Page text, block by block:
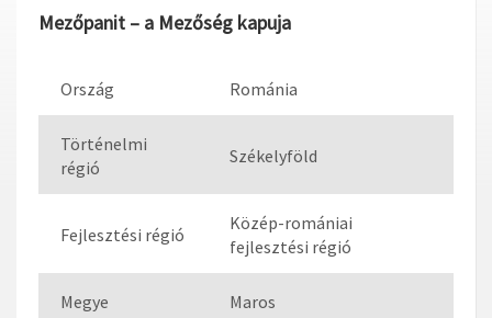
Mezőpanit – a Mezőség kapuja
Ország Románia
Történelmi
régió
Székelyföld
Fejlesztési régió
Közép-romániai
fejlesztési régió
Megye Maros